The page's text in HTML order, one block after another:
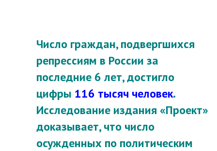
Число граждан, подвергшихся
репрессиям в России за
последние 6 лет, достигло
цифры 116 тысяч человек.
Исследование издания «Проект»
доказывает, что число
осужденных по политическим